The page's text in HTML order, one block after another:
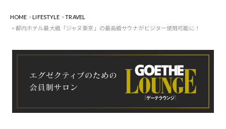
HOME LIFESTYLE
TRAVEL
都内ホテル最大級「ジャヌ東京」の最高級サウナがビジター使用可能に！